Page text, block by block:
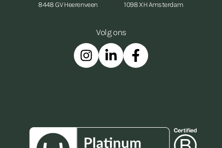
8448 GV Heerenveen
1098 XH Amsterdam
Volg ons
InstagramLinkedinFacebook